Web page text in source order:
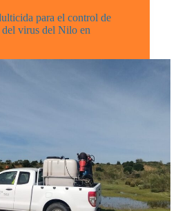
para el control de
del virus del Nilo en